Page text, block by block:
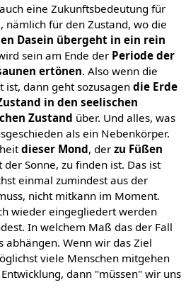
eine Zukunftsbedeutung für
, nämlich für den Zustand, wo die
Dasein übergeht in ein rein
sein am Ende der Periode der
ertönen. Also wenn die
dann geht sozusagen die Erde
in den seelischen
Zustand über. Und alles, was
als ein Nebenkörper.
dieser Mond, der zu Füßen
Sonne, zu finden ist. Das ist
einmal zumindest aus der
nicht mitkann im Moment.
wieder eingegliedert werden
In welchem Maß das der Fall
abhängen. Wenn wir das Ziel
viele Menschen mitgehen
dann "müssen" wir uns